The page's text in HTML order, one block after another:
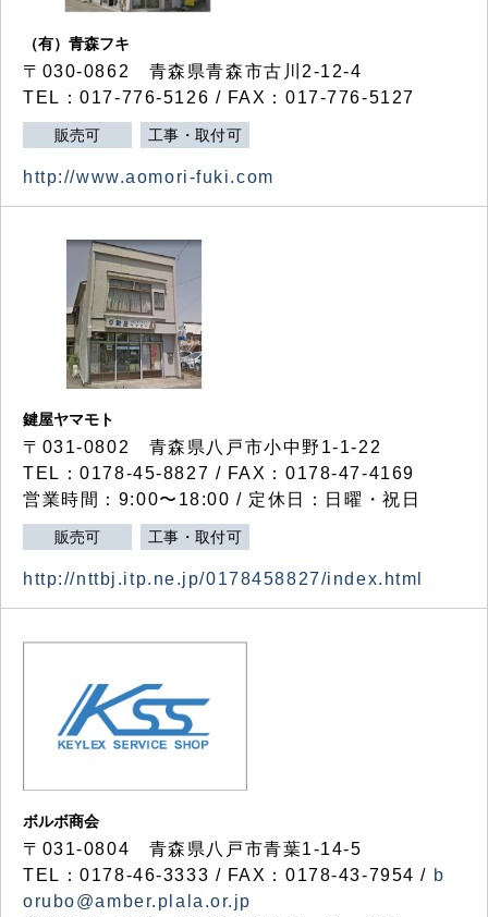
（有）青森フキ
〒030-0862 青森県青森市古川2-12-4
TEL：017-776-5126 / FAX：017-776-5127
販売可 工事・取付可
http://www.aomori-fuki.com
鍵屋ヤマモト
〒031-0802 青森県八戸市小中野1-1-22
TEL：0178-45-8827 / FAX：0178-47-4169
営業時間：9:00〜18:00 / 定休日：日曜・祝日
販売可 工事・取付可
http://nttbj.itp.ne.jp/0178458827/index.html
ボルボ商会
〒031-0804 青森県八戸市青葉1-14-5
TEL：0178-46-3333 / FAX：0178-43-7954 / b
orubo@amber.plala.or.jp